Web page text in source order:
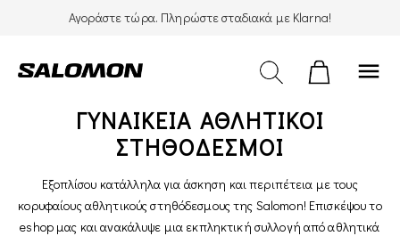
Αγοράστε τώρα. Πληρώστε σταδιακά με Klarna!
menu
ΓΥΝΑΙΚΕΊΑ ΑΘΛΗΤΙΚΟΙ
ΣΤΗΘΟΔΕΣΜΟΙ
Εξοπλίσου κατάλληλα για άσκηση και περιπέτεια με τους
κορυφαίους αθλητικούς στηθόδεσμους της Salomon! Επισκέψου το
eshop μας και ανακάλυψε μια εκπληκτική συλλογή από αθλητικά